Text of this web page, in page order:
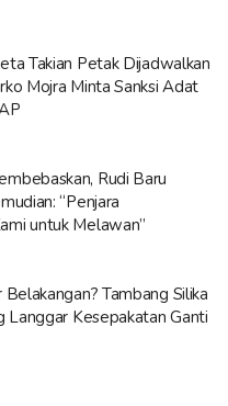
Takian Petak Dijadwalkan
Mojra Minta Sanksi Adat
Rudi Baru
“Penjara
untuk Melawan”
Tambang Silika
Langgar Kesepakatan Ganti